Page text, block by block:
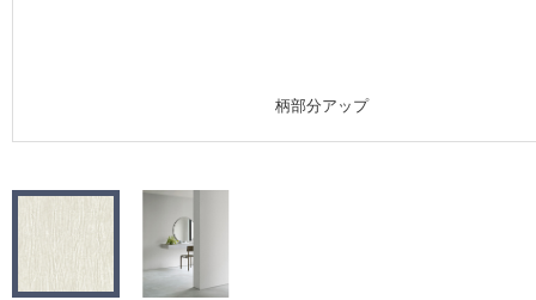
モデルハウス
新築戸建・マンション
#リリカラのある暮らし
柄部分アップ